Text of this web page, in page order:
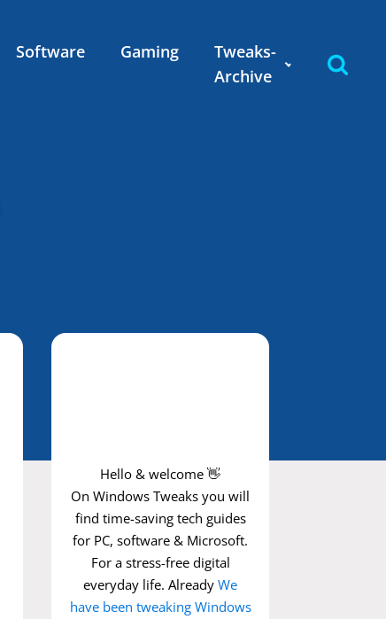
Software Gaming
Tweaks-
Archive
Hello & welcome 👋
On Windows Tweaks you will
find time-saving tech guides
for PC, software & Microsoft.
For a stress-free digital
everyday life. Already We
have been tweaking Windows